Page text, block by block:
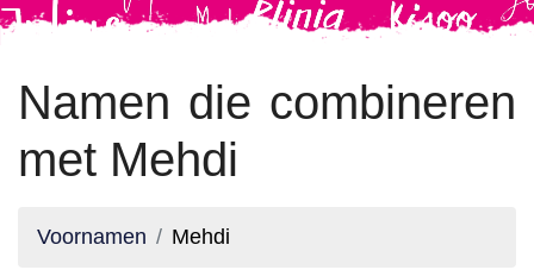
Namen die combineren
met Mehdi
Voornamen Mehdi